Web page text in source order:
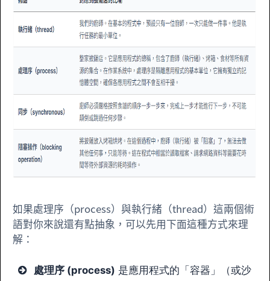
如果處理序（process）與執行緒（thread）這兩個術
語對你來說還有點抽象，可以先用下面這種方式來理
解：
處理序 (process) 是應用程式的「容器」（或沙